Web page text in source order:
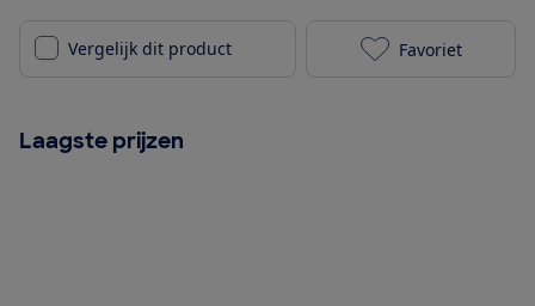
Vergelijk dit product Epson
Favoriet
Laagste prijzen